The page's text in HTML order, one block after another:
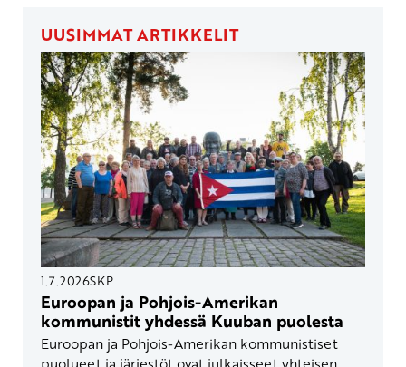
UUSIMMAT ARTIKKELIT
1.7.2026SKP
Euroopan ja Pohjois-Amerikan
kommunistit yhdessä Kuuban puolesta
Euroopan ja Pohjois-Amerikan kommunistiset